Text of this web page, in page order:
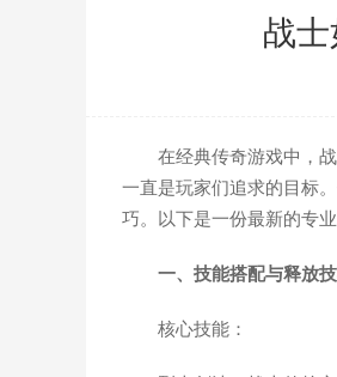
战
在经典传奇游戏中，
一直是玩家们追求的目标
巧。以下是一份最新的专
一、技能搭配与释放
核心技能：